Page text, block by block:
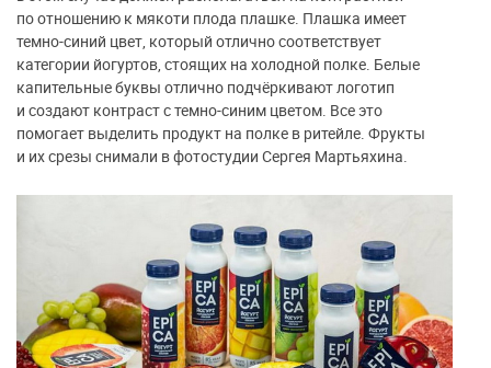
по отношению к мякоти плода плашке. Плашка имеет
темно-синий цвет, который отлично соответствует
категории йогуртов, стоящих на холодной полке. Белые
капительные буквы отлично подчёркивают логотип
и создают контраст с темно-синим цветом. Все это
помогает выделить продукт на полке в ритейле. Фрукты
и их срезы снимали в фотостудии Сергея Мартьяхина.